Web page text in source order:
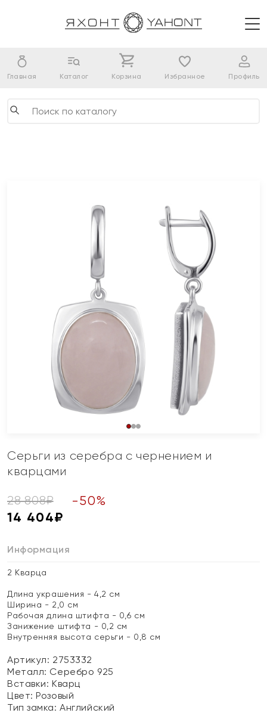
Главная Каталог Корзина Избранное Профиль
Серьги из серебра с чернением и
кварцами
28 808₽ -50%
14 404₽
Информация
2 Кварца
Длина украшения - 4,2 см
Ширина - 2,0 см
Рабочая длина штифта - 0,6 см
Занижение штифта - 0,2 см
Внутренняя высота серьги - 0,8 см
Артикул: 2753332
Металл: Серебро 925
Вставки:Кварц
Цвет:Розовый
Тип замка:Английский